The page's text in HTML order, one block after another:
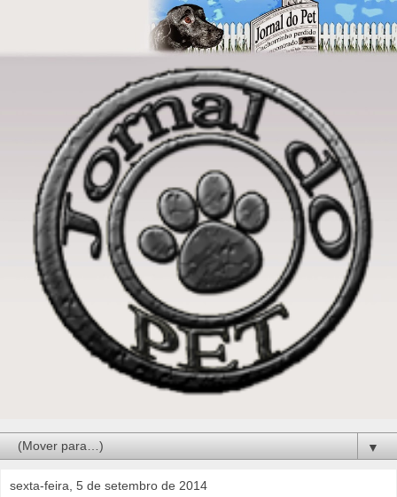
▼
sexta-feira, 5 de setembro de 2014